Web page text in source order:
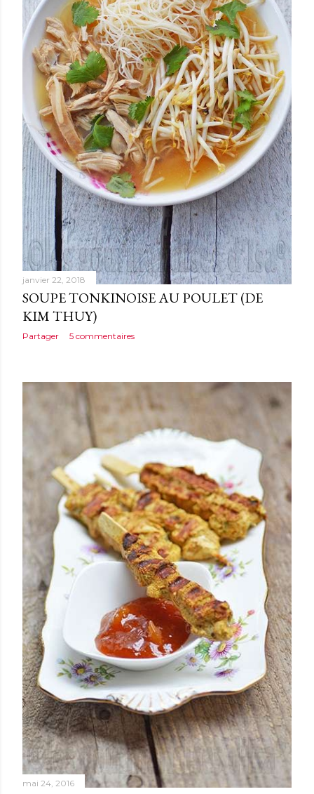
janvier 22, 2018
SOUPE TONKINOISE AU POULET (DE
KIM THUY)
Partager 5 commentaires
mai 24, 2016